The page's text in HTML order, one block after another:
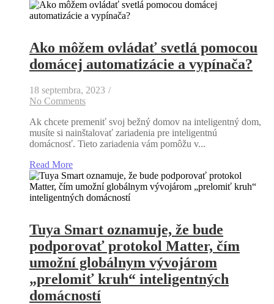
Ako môžem ovládať svetlá pomocou
domácej automatizácie a vypínača?
18 septembra, 2023 /
No Comments
Ak chcete premeniť svoj bežný domov na inteligentný dom,
musíte si nainštalovať zariadenia pre inteligentnú
domácnosť. Tieto zariadenia vám pomôžu v...
Read More
Tuya Smart oznamuje, že bude
podporovať protokol Matter, čím
umožní globálnym vývojárom
„prelomiť kruh“ inteligentných
domácností